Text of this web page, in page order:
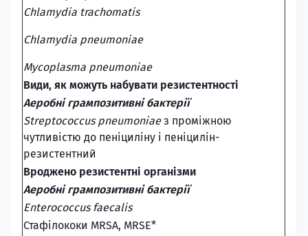
Chlamydia trachomatis
Chlamydia pneumoniae
Mycoplasma pneumoniae
Види, як можуть набувати резистентності
Аеробні грампозитивні бактерії
Streptococcus pneumoniaeз проміжною
чутливістю до пеніциліну і пеніцилін-
резистентний
Вроджено резистентні організми
Аеробні грампозитивні бактерії
Enterococcus faecalis
Стафілококи MRSA, MRSE*